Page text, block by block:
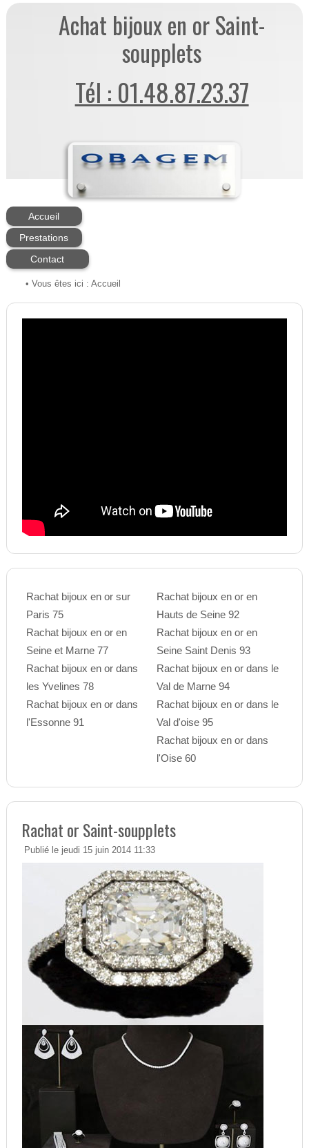
Achat bijoux en or Saint-
soupplets
Tél : 01.48.87.23.37
Accueil
Prestations
Contact
• Vous êtes ici : Accueil
Rachat bijoux en or sur
Paris 75
Rachat bijoux en or en
Seine et Marne 77
Rachat bijoux en or dans
les Yvelines 78
Rachat bijoux en or dans
l'Essonne 91
Rachat bijoux en or en
Hauts de Seine 92
Rachat bijoux en or en
Seine Saint Denis 93
Rachat bijoux en or dans le
Val de Marne 94
Rachat bijoux en or dans le
Val d'oise 95
Rachat bijoux en or dans
l'Oise 60
Rachat or Saint-soupplets
Publié le jeudi 15 juin 2014 11:33